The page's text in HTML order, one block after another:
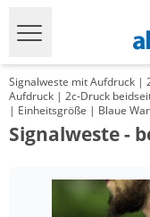
Signalweste mit Aufdruck
Aufdruck | 2c-Druck
| Einheitsgröße | Blaue
Signalweste -